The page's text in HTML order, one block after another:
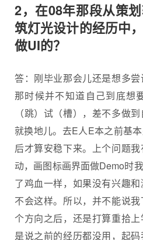
2，在08年那段从策
筑灯光设计的经历中
做UI的？
答：刚毕业那会儿还是想多尝
那时候并不知道自己到底想
（跳）试（槽），差不多做
就换地儿。去E人E本之前基
后才算安稳下来。上个问题
动，画图标画界面做Demo时
了鸡血一样，如果没有兴趣
不会这样。所以，并不能说
个方向之后，还是打算重拾
是说之前的经历都没用，起